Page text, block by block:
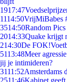
1917:47
1114:50VrijMiBabes
3514:50Random
2014:33Quake krijgt
214:30De
5113:48Meer
jij je intimideren?
3111:52Amsterdams
2511:46Kabinet geeft